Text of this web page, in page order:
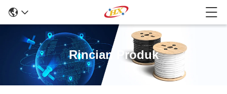
Rincian Produk